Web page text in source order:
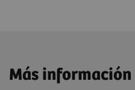
Más información